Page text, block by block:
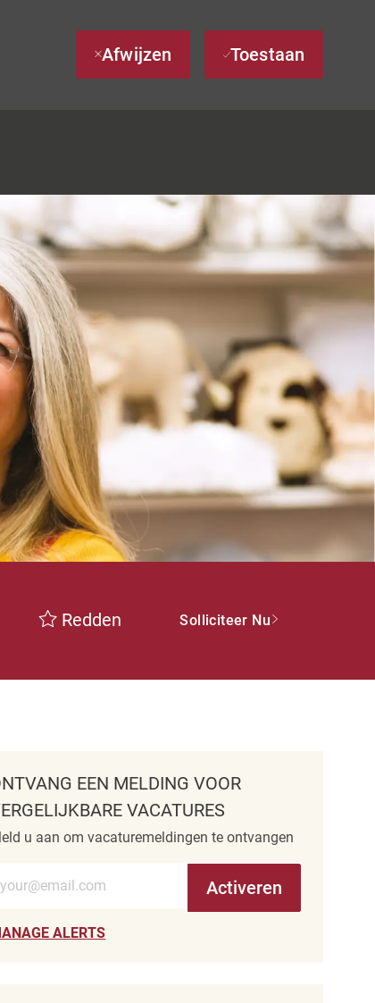
Afwijzen Toestaan
Redden Solliciteer Nu
EEN MELDING VOOR
VACATURES
u aan om vacaturemeldingen te ontvangen
Activeren
ALERTS